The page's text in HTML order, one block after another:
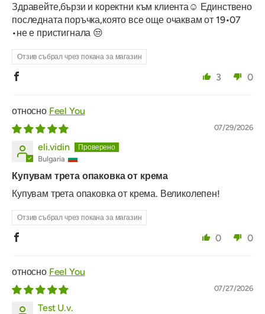
Здравейте,бързи и коректни към клиента☺️ Единствено
последната поръчка,която все още очаквам от 19•07
•не е пристигнала 😒
Отзив събрал чрез покана за магазин
3 0
Feel You
07/29/2026
eli.vidin
Bulgaria
Купувам трета опаковка от крема
Купувам трета опаковка от крема. Великолепен!
Отзив събрал чрез покана за магазин
0 0
Feel You
07/27/2026
Test U.v.